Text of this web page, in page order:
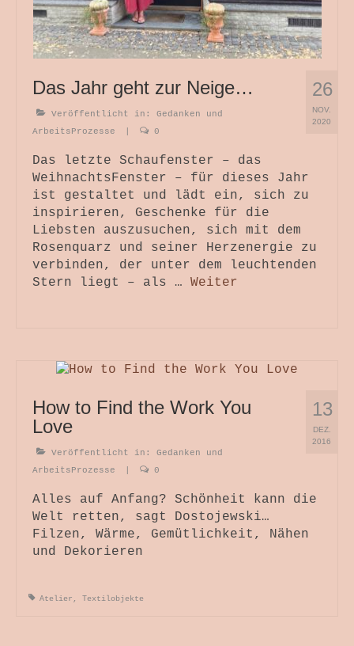
26
NOV.
2020
Das Jahr geht zur Neige…
Veröffentlicht in: Gedanken und
ArbeitsProzesse
0
Das letzte Schaufenster – das
WeihnachtsFenster – für dieses Jahr
ist gestaltet und lädt ein, sich zu
inspirieren, Geschenke für die
Liebsten auszusuchen, sich mit dem
Rosenquarz und seiner Herzenergie zu
verbinden, der unter dem leuchtenden
Stern liegt – als … Weiter
13
DEZ.
2016
How to Find the Work You
Love
Veröffentlicht in: Gedanken und
ArbeitsProzesse
0
Alles auf Anfang? Schönheit kann die
Welt retten, sagt Dostojewski…
Filzen, Wärme, Gemütlichkeit, Nähen
und Dekorieren
Atelier, Textilobjekte